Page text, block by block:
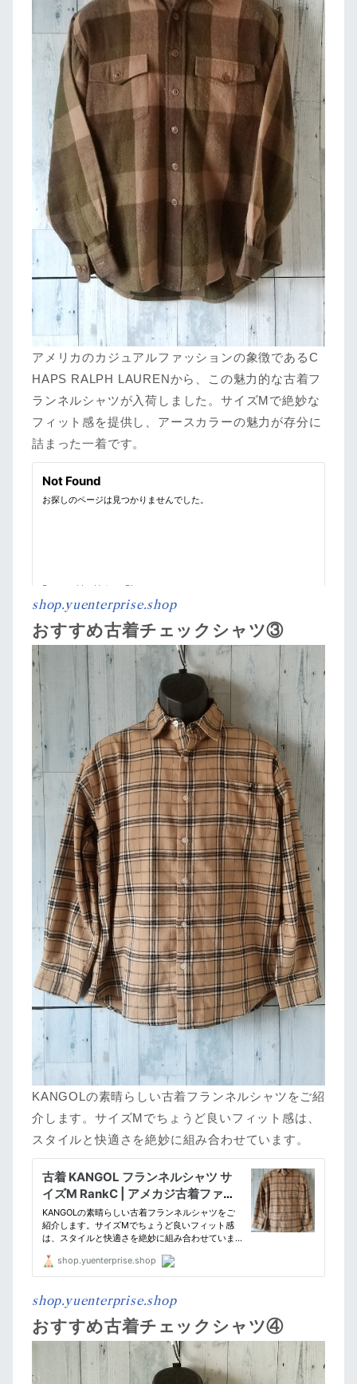
アメリカのカジュアルファッションの象徴であるC
HAPS RALPH LAURENから、この魅力的な古着フ
ランネルシャツが入荷しました。サイズMで絶妙な
フィット感を提供し、アースカラーの魅力が存分に
詰まった一着です。
shop.yuenterprise.shop
おすすめ古着チェックシャツ③
KANGOLの素晴らしい古着フランネルシャツをご紹
介します。サイズMでちょうど良いフィット感は、
スタイルと快適さを絶妙に組み合わせています。
shop.yuenterprise.shop
おすすめ古着チェックシャツ④